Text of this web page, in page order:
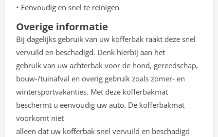
• Eenvoudig en snel te reinigen
Overige informatie
Bij dagelijks gebruik van uw kofferbak raakt deze snel
vervuild en beschadigd. Denk hierbij aan het
gebruik van uw achterbak voor de hond, gereedschap,
bouw-/tuinafval en overig gebruik zoals zomer- en
wintersportvakanties. Met deze kofferbakmat
beschermt u eenvoudig uw auto. De kofferbakmat
voorkomt niet
alleen dat uw kofferbak snel vervuild en beschadigd